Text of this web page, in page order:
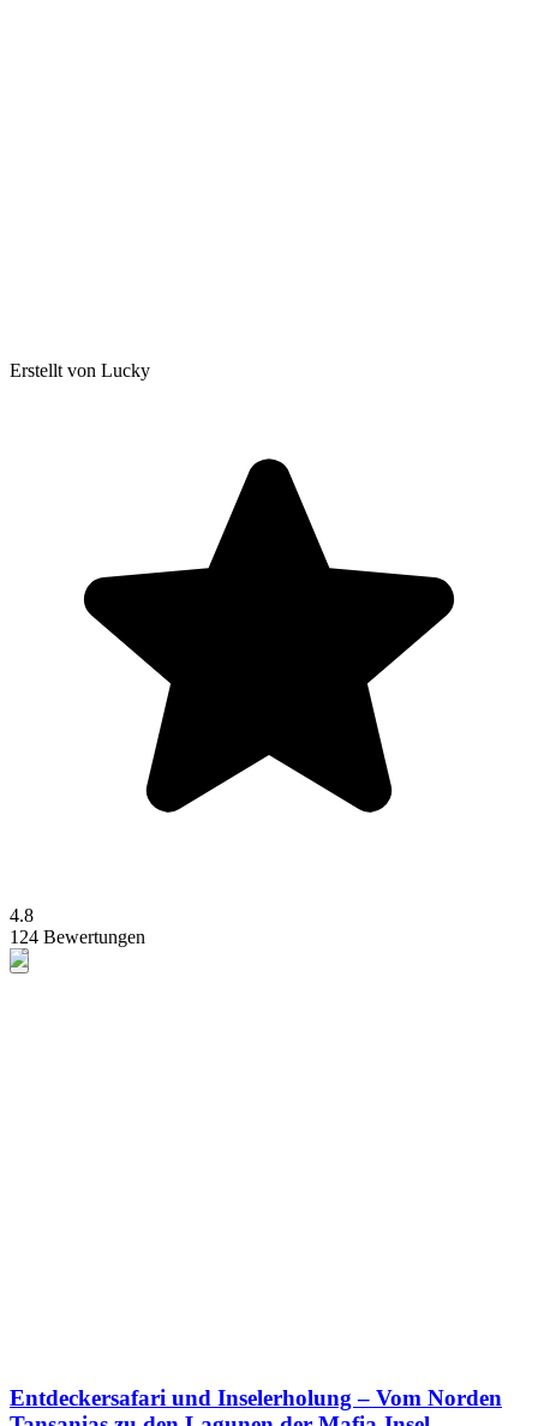
Erstellt von Lucky
4.8
124 Bewertungen
Entdeckersafari und Inselerholung – Vom Norden